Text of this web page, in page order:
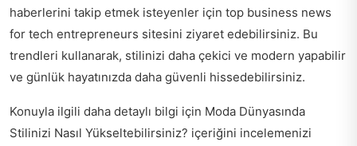
haberlerini takip etmek isteyenler için top business news
for tech entrepreneurs sitesini ziyaret edebilirsiniz. Bu
trendleri kullanarak, stilinizi daha çekici ve modern yapabilir
ve günlük hayatınızda daha güvenli hissedebilirsiniz.
Konuyla ilgili daha detaylı bilgi için Moda Dünyasında
Stilinizi Nasıl Yükseltebilirsiniz? içeriğini incelemenizi